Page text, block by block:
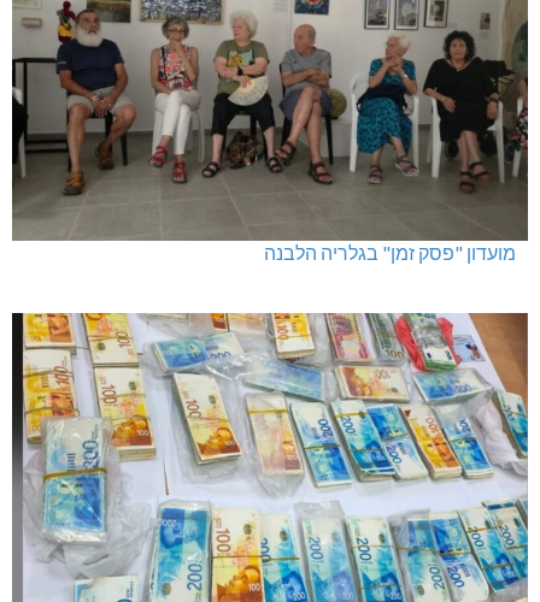
מועדון "פסק זמן" בגלריה הלבנה